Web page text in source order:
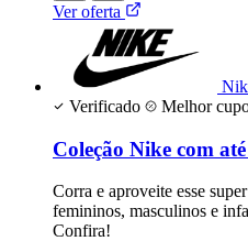
Ver oferta
Verificado
Melhor
Coleção Nike com
Corra e aproveite esse
femininos, masculinos e
Confira!